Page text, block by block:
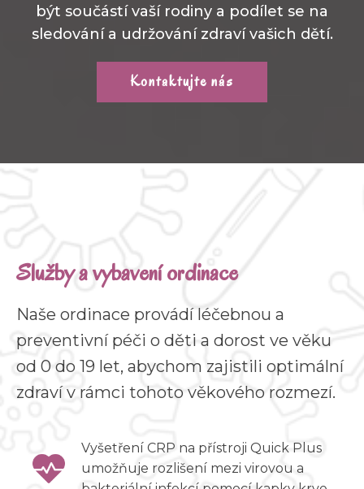
být součástí vaší rodiny a podílet se na
sledování a udržování zdraví vašich dětí.
Kontaktujte nás
Služby a vybavení ordinace
Naše ordinace provádí léčebnou a
preventivní péči o děti a dorost ve věku
od 0 do 19 let, abychom zajistili optimální
zdraví v rámci tohoto věkového rozmezí.
Vyšetření CRP na přístroji Quick Plus
umožňuje rozlišení mezi virovou a